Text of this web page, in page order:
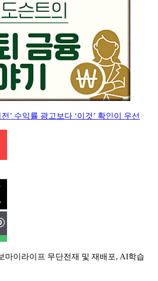
전’ 수익률 광고보다 ‘이것’ 확인이 우선
마이라이프 무단전재 및 재배포, AI학습